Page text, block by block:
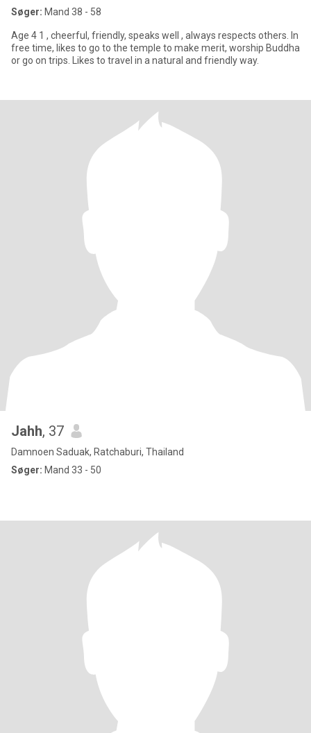
Søger: Mand 38 - 58
Age 4 1 , cheerful, friendly, speaks well , always respects others. In
free time, likes to go to the temple to make merit, worship Buddha
or go on trips. Likes to travel in a natural and friendly way.
Jahh, 37
Damnoen Saduak, Ratchaburi, Thailand
Søger: Mand 33 - 50